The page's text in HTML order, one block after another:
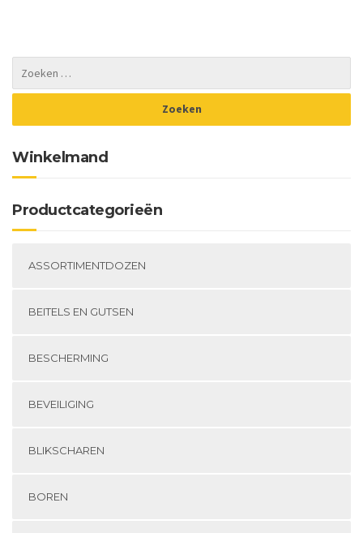
optie
gekozen
worden
op
Winkelmand
Productcategorieën
ASSORTIMENTDOZEN
BEITELS EN GUTSEN
BESCHERMING
BEVEILIGING
BLIKSCHAREN
BOREN